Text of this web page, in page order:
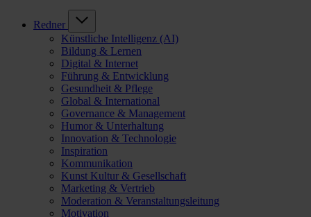
Redner
Künstliche Intelligenz (AI)
Bildung & Lernen
Digital & Internet
Führung & Entwicklung
Gesundheit & Pflege
Global & International
Governance & Management
Humor & Unterhaltung
Innovation & Technologie
Inspiration
Kommunikation
Kunst Kultur & Gesellschaft
Marketing & Vertrieb
Moderation & Veranstaltungsleitung
Motivation